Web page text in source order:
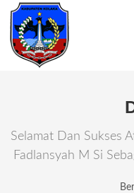
Selamat Dan Sukses
Fadlansyah M Si